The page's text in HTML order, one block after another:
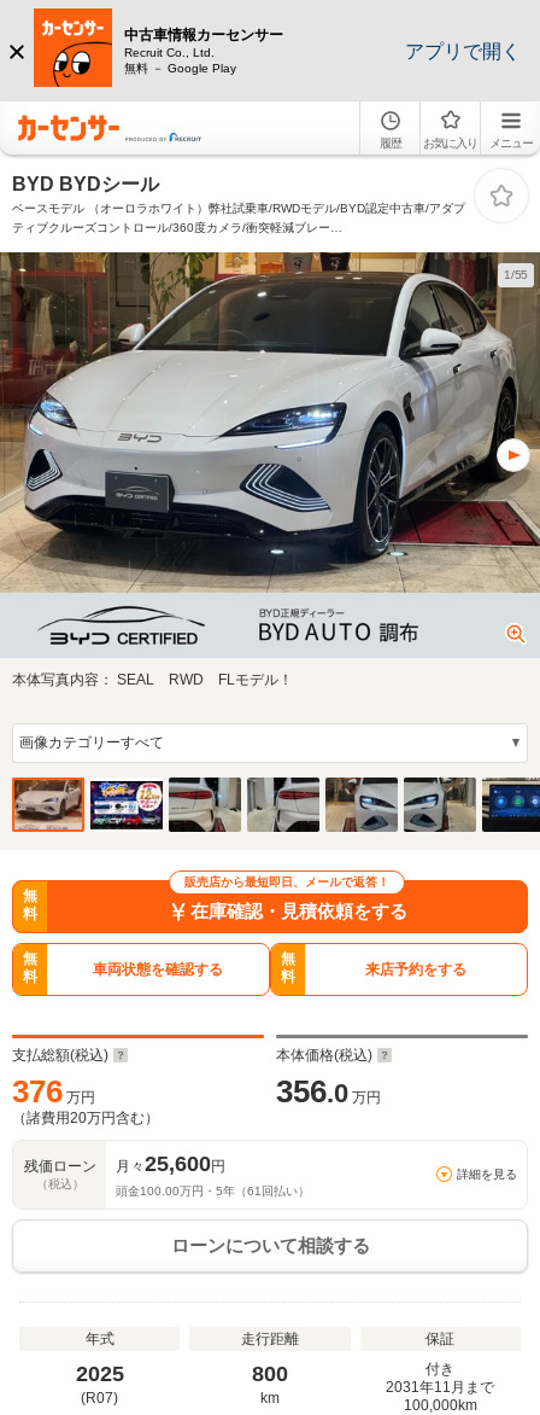
中古車情報カーセンサー
Recruit Co., Ltd.
無料 － Google Play
アプリで開く
履歴 お気に入り メニュー
BYD BYDシール
ベースモデル （オーロラホワイト）弊社試乗車/RWDモデル/BYD認定中古車/アダプ
ティブクルーズコントロール/360度カメラ/衝突軽減ブレー
サンシェード
1/55
本体写真内容： SEAL RWD FLモデル！
販売店から最短即日、メールで返答！
無
料
在庫確認・見積依頼をする
無
料
車両状態を確認する
無
料
来店予約をする
支払総額(税込)
376 万円
（諸費用20万円含む）
本体価格(税込)
356.0 万円
残価ローン
（税込）
月々25,600円
頭金100.00万円・ 5年（61 回払い）
詳細を見る
ローンについて相談する
年式
2025
(R07)
走行距離
800
km
保証
付き
2031年11月まで
100,000km